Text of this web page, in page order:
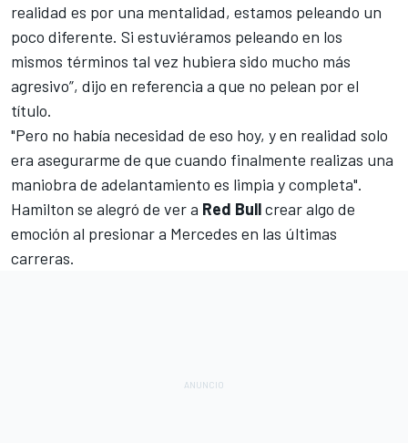
realidad es por una mentalidad, estamos peleando un
poco diferente. Si estuviéramos peleando en los
mismos términos tal vez hubiera sido mucho más
agresivo”, dijo en referencia a que no pelean por el
título.
"Pero no había necesidad de eso hoy, y en realidad solo
era asegurarme de que cuando finalmente realizas una
maniobra de adelantamiento es limpia y completa".
Hamilton se alegró de ver a Red Bullcrear algo de
emoción al presionar a Mercedes en las últimas
carreras.